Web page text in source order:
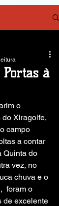
à
o
Xiragolfe,
campo
a contar
Quinta do
vez, no
chuva e o
foram o
de excelente